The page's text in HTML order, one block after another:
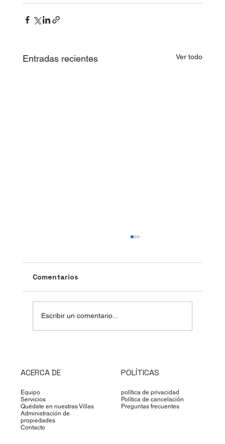
Entradas recientes Ver todo
Comentarios
Escribir un comentario...
ACERCA DE
Equipo
Servicios
Quédate en nuestras Villas
Administración de
propiedades
Contacto
POLÍTICAS
política de privacidad
Política de cancelación
Preguntas frecuentes